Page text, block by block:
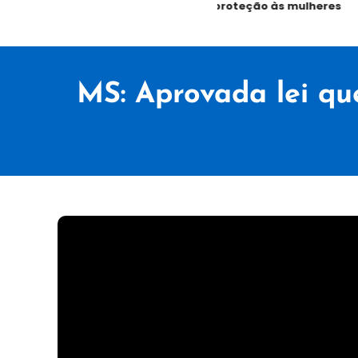
proteção às mulheres
MS: Aprovada lei